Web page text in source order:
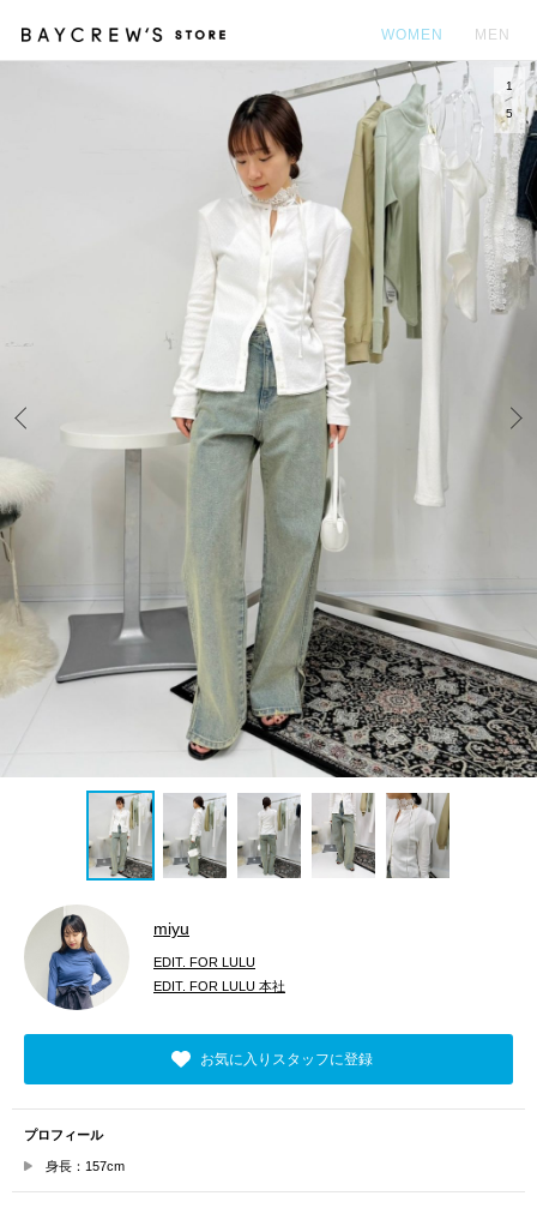
WOMEN MEN
1
5
miyu
EDIT. FOR LULU
EDIT. FOR LULU 本社
お気に入りスタッフに登録
プロフィール
身長：157cm